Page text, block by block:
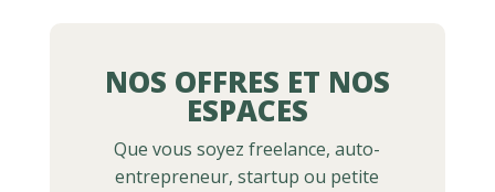
NOS OFFRES ET NOS
ESPACES
Que vous soyez freelance, auto-
entrepreneur, startup ou petite